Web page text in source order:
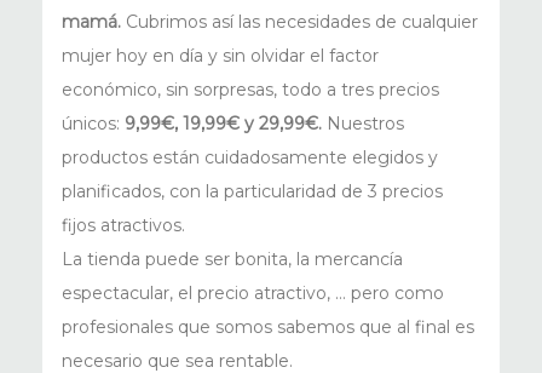
mamá. Cubrimos así las necesidades de cualquier
mujer hoy en día y sin olvidar el factor
económico, sin sorpresas, todo a tres precios
únicos: 9,99€, 19,99€ y 29,99€. Nuestros
productos están cuidadosamente elegidos y
planificados, con la particularidad de 3 precios
fijos atractivos.
La tienda puede ser bonita, la mercancía
espectacular, el precio atractivo, … pero como
profesionales que somos sabemos que al final es
necesario que sea rentable.